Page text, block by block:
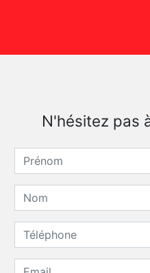
N'hésitez pas